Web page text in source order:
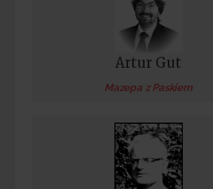
Artur Gut
Mazepa z Paskiem